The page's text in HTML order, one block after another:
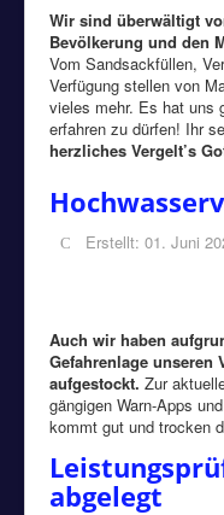
Wir sind überwältigt
Bevölkerung und den
Vom Sandsackfüllen,
Verfügung stellen von
vieles mehr. Es hat uns
erfahren zu dürfen! Ihr
herzliches Vergelt’s
Erstellt: 01. Juni
Auch wir haben
Gefahrenlage unseren
aufgestockt. Zur
gängigen Warn-Apps
kommt gut und trocken
abgelegt